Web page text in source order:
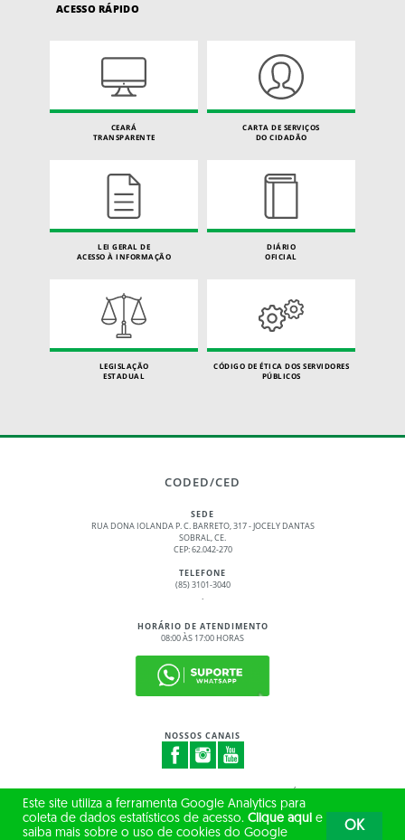
ACESSO RÁPIDO
CEARÁ
TRANSPARENTE
CARTA DE SERVIÇOS
DO CIDADÃO
LEI GERAL DE
ACESSO À INFORMAÇÃO
DIÁRIO
OFICIAL
LEGISLAÇÃO
ESTADUAL
CÓDIGO DE ÉTICA DOS SERVIDORES
PÚBLICOS
CODED/CED
SEDE
RUA DONA IOLANDA P. C. BARRETO, 317 - JOCELY DANTAS
SOBRAL, CE.
CEP: 62.042-270
TELEFONE
(85) 3101-3040
.
HORÁRIO DE ATENDIMENTO
08:00 ÀS 17:00 HORAS
NOSSOS CANAIS
© 2017 - 2026 – GOVERNO DO ESTADO DO CEARÁ
TODOS OS DIREITOS RESERVADOS
Este site utiliza a ferramenta Google Analytics para
coleta de dados estatísticos de acesso. Clique aqui e
saiba mais sobre o uso de cookies do Google
OK